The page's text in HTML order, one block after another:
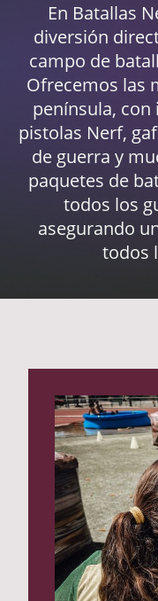
En Batallas
diversión
campo de
Ofrecemos las
península, con
pistolas Nerf,
de guerra y
paquetes de
todos los
asegurando
todos